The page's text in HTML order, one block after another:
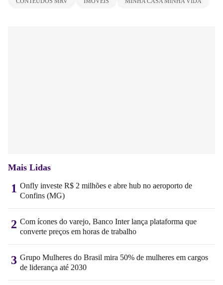
Mais Lidas
1 Onfly investe R$ 2 milhões e abre hub no aeroporto de
Confins (MG)
2 Com ícones do varejo, Banco Inter lança plataforma que
converte preços em horas de trabalho
3 Grupo Mulheres do Brasil mira 50% de mulheres em cargos
de liderança até 2030